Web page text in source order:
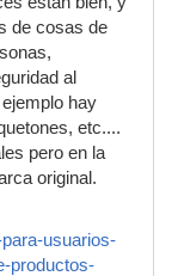
de cosas de
al
hay
etc....
pero en la
original.
usuarios-
productos-